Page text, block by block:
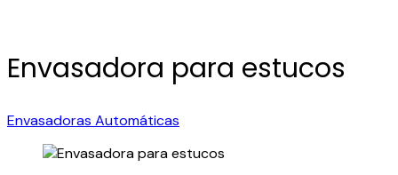
Envasadora para estucos
Envasadoras Automáticas